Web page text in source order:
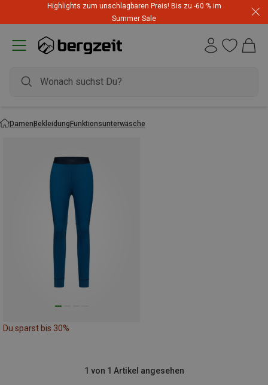
Highlights zum unschlagbaren Preis! Bis zu -60 % im
Summer Sale
DamenBekleidungFunktionsunterwäsche
Du sparst bis 30%
1 von 1 Artikel angesehen